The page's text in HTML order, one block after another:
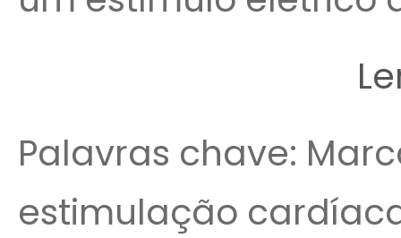
Palavras chave:
estimulação